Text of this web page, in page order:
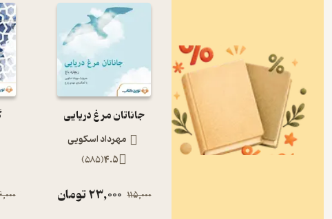
جاناتان مرغ دریایی
مهرداد اسکویی
4.5
(
585
)
115,000
23,000تومان